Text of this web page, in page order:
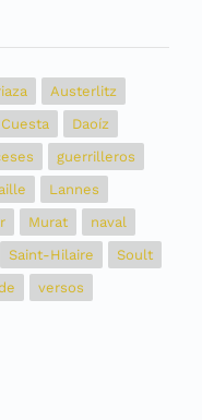
Austerlitz
Cuesta
Daoíz
guerrilleros
Lannes
Murat
naval
Saint-Hilaire
Soult
versos